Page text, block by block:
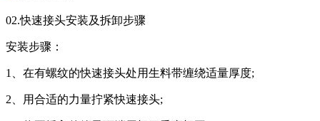
02.快速接头安装及拆卸步骤
安装步骤：
1、在有螺纹的快速接头处用生料带缠绕适量厚度;
2、用合适的力量拧紧快速接头;